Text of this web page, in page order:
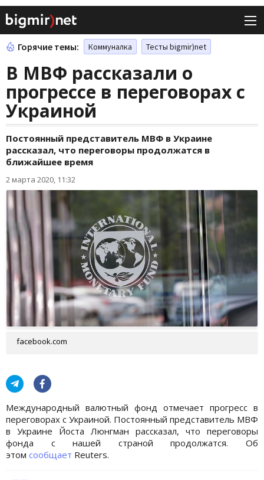
Горячие темы: Коммуналка Тесты bigmir)net
В МВФ рассказали о
прогрессе в переговорах с
Украиной
Постоянный представитель МВФ в Украине
рассказал, что переговоры продолжатся в
ближайшее время
2 марта 2020, 11:32
facebook.com
Международный валютный фонд отмечает прогресс в
переговорах с Украиной. Постоянный представитель МВФ
в Украине Йоста Люнгман рассказал, что переговоры
фонда с нашей страной продолжатся. Об
этом сообщает Reuters.